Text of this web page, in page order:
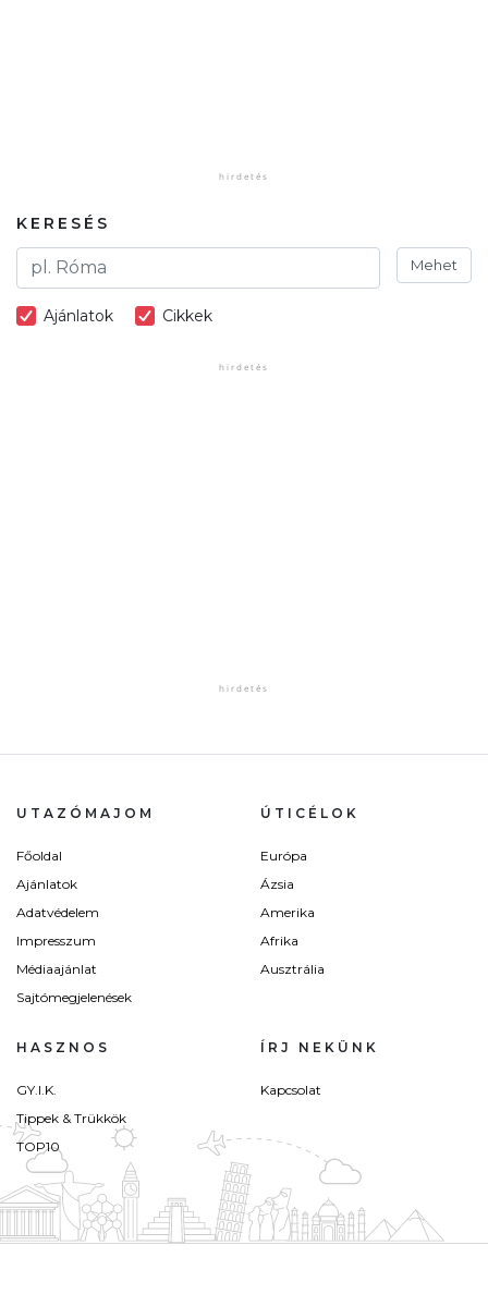
KERESÉS
Mehet
Ajánlatok Cikkek
UTAZÓMAJOM
Főoldal
Ajánlatok
Adatvédelem
Impresszum
Médiaajánlat
Sajtómegjelenések
ÚTICÉLOK
Európa
Ázsia
Amerika
Afrika
Ausztrália
HASZNOS
GY.I.K.
Tippek & Trükkök
TOP10
ÍRJ NEKÜNK
Kapcsolat